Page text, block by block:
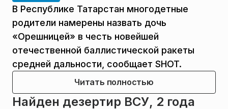
В Республике Татарстан многодетные
родители намерены назвать дочь
«Орешницей» в честь новейшей
отечественной баллистической ракеты
средней дальности, сообщает SHOT.
Читать полностью
Найден дезертир ВСУ, 2 года